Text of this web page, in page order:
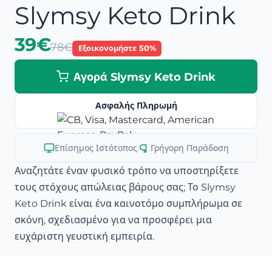
Slymsy Keto Drink
39€78€ Εξοικονομήστε 50%
Αγορά Slymsy Keto Drink
Ασφαλής Πληρωμή
Επίσημος Ιστότοπος| Γρήγορη Παράδοση
Αναζητάτε έναν φυσικό τρόπο να υποστηρίξετε
τους στόχους απώλειας βάρους σας; Το Slymsy
Keto Drink είναι ένα καινοτόμο συμπλήρωμα σε
σκόνη, σχεδιασμένο για να προσφέρει μια
ευχάριστη γευστική εμπειρία.